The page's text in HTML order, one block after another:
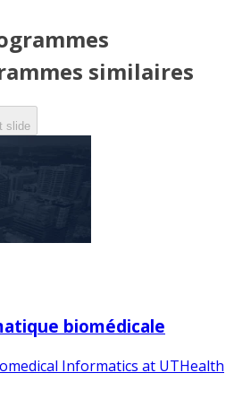
similaires
slide
biomédicale
Informatics at UTHealth